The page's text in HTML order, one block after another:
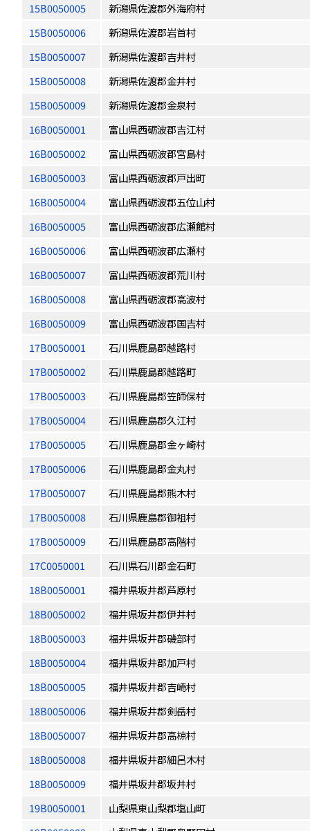
15B0050005
新潟県佐渡郡外海府村
15B0050006
新潟県佐渡郡岩首村
15B0050007
新潟県佐渡郡吉井村
15B0050008
新潟県佐渡郡金井村
15B0050009
新潟県佐渡郡金泉村
16B0050001
富山県西砺波郡吉江村
16B0050002
富山県西砺波郡宮島村
16B0050003
富山県西砺波郡戸出町
16B0050004
富山県西砺波郡五位山村
16B0050005
富山県西砺波郡広瀬館村
16B0050006
富山県西砺波郡広瀬村
16B0050007
富山県西砺波郡荒川村
16B0050008
富山県西砺波郡高波村
16B0050009
富山県西砺波郡国吉村
17B0050001
石川県鹿島郡越路村
17B0050002
石川県鹿島郡越路町
17B0050003
石川県鹿島郡笠師保村
17B0050004
石川県鹿島郡久江村
17B0050005
石川県鹿島郡金ヶ崎村
17B0050006
石川県鹿島郡金丸村
17B0050007
石川県鹿島郡熊木村
17B0050008
石川県鹿島郡御祖村
17B0050009
石川県鹿島郡高階村
17C0050001
石川県石川郡金石町
18B0050001
福井県坂井郡芦原村
18B0050002
福井県坂井郡伊井村
18B0050003
福井県坂井郡磯部村
18B0050004
福井県坂井郡加戸村
18B0050005
福井県坂井郡吉崎村
18B0050006
福井県坂井郡剣岳村
18B0050007
福井県坂井郡高椋村
18B0050008
福井県坂井郡細呂木村
18B0050009
福井県坂井郡坂井村
19B0050001
山梨県東山梨郡塩山町